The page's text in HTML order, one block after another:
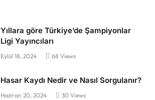
Yıllara göre Türkiye’de Şampiyonlar
Ligi Yayıncıları
Eylül 18, 2024 68 Views
Hasar Kaydı Nedir ve Nasıl Sorgulanır?
Haziran 20, 2024 30 Views